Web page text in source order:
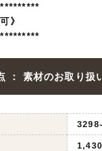
》
： 素材のお取り